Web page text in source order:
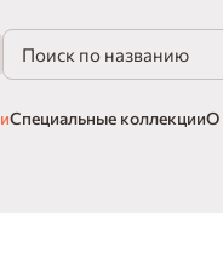
Специальные коллекцииО